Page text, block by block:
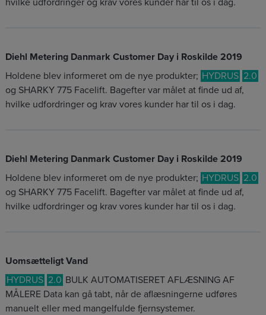
hvilke udfordringer og krav vores kunder har til os i dag.
Diehl Metering Danmark Customer Day i Roskilde 2019
Holdene blev informeret om de nye produkter; HYDRUS 2.0
og SHARKY 775 Facelift. Bagefter var målet at finde ud af,
hvilke udfordringer og krav vores kunder har til os i dag.
Diehl Metering Danmark Customer Day i Roskilde 2019
Holdene blev informeret om de nye produkter; HYDRUS 2.0
og SHARKY 775 Facelift. Bagefter var målet at finde ud af,
hvilke udfordringer og krav vores kunder har til os i dag.
Uomsætteligt Vand
HYDRUS 2.0 BULK AUTOMATISERET AFLÆSNING AF
MÅLERE Data kan gå tabt, når de aflæsningerne udføres
manuelt eller med mangelfulde fjernsystemer.